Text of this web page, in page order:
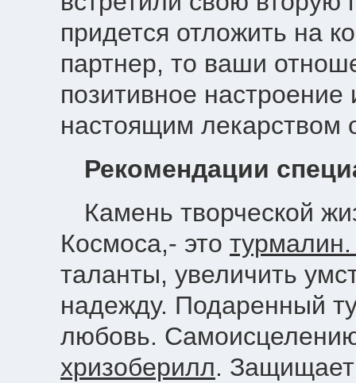
придется отложить на
партнер, то ваши
позитивное настроение
настоящим лекарством
Рекомендации
Камень творческой
Космоса,- это
таланты, увеличить
надежду. Подаренный
любовь.
хризоберилл. Защищает